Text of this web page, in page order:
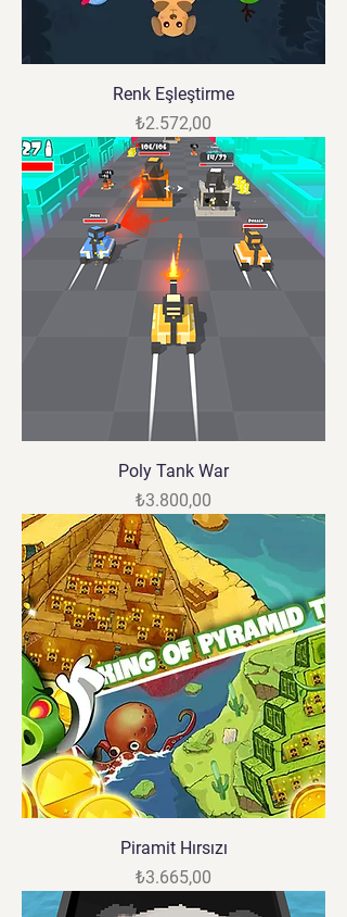
Renk Eşleştirme
Fiyat
₺2.572,00
Poly Tank War
Fiyat
₺3.800,00
Piramit Hırsızı
Fiyat
₺3.665,00